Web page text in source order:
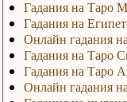
Гадания на Таро
Гадания на
Онлайн гадания
Гадания на Таро
Гадания на Таро
Онлайн гадания